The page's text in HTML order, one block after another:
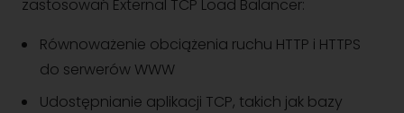
zastosowań External TCP Load Balancer:
Równoważenie obciążenia ruchu HTTP i HTTPS
do serwerów WWW
Udostępnianie aplikacji TCP, takich jak bazy